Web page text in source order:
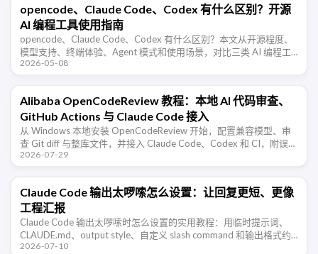
opencode、Claude Code、Codex 有什么区别？开源
AI 编程工具使用指南
opencode、Claude Code、Codex 有什么区别？本文从开源程度、
模型支持、终端体验、Agent 模式和使用场景，对比三类 AI 编程工
具的特点。
2026-05-08
Alibaba OpenCodeReview 教程：本地 AI 代码审查、
GitHub Actions 与 Claude Code 接入
从 Windows 本地安装 OpenCodeReview 开始，配置兼容模型、审
查 Git diff 与整库文件，并接入 Claude Code、Codex 和 CI，附误
报、成本与权限排查。
2026-07-29
Claude Code 输出太啰嗦怎么设置：让回复更短、更像
工程汇报
Claude Code 输出太啰嗦时怎么设置的实用教程：用临时提示词、
CLAUDE.md、output style、自定义 slash command 和输出格式约
束，让 Claude Code 少铺 …
2026-07-10